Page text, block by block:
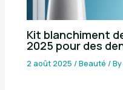
Kit blanchiment
2025 pour des
2 août 2025 /Beauté /